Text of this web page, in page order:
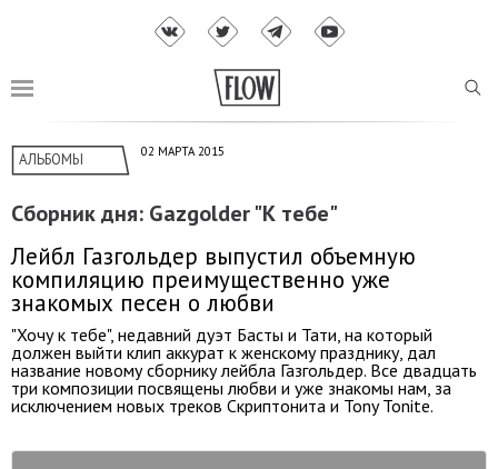
АЛЬБОМЫ 02 МАРТА 2015
Сборник дня: Gazgolder "К тебе"
Лейбл Газгольдер выпустил объемную
компиляцию преимущественно уже
знакомых песен о любви
"Хочу к тебе", недавний дуэт Басты и Тати, на который
должен выйти клип аккурат к женскому празднику, дал
название новому сборнику лейбла Газгольдер. Все двадцать
три композиции посвящены любви и уже знакомы нам, за
исключением новых треков Скриптонита и Tony Tonite.